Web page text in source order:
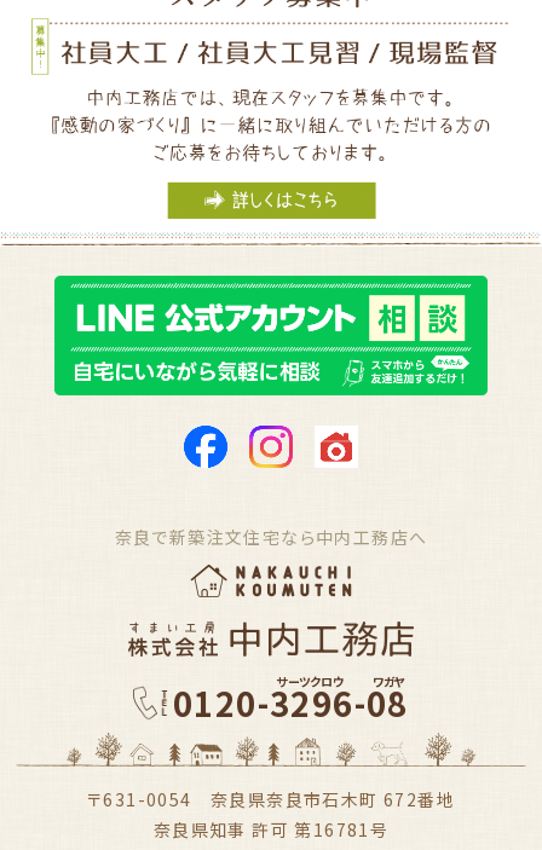
奈良で新築注文住宅なら中内工務店へ
0120-3296-08
サーツクロウ ワガヤ
〒631-0054 奈良県奈良市石木町 672番地
奈良県知事 許可 第16781号